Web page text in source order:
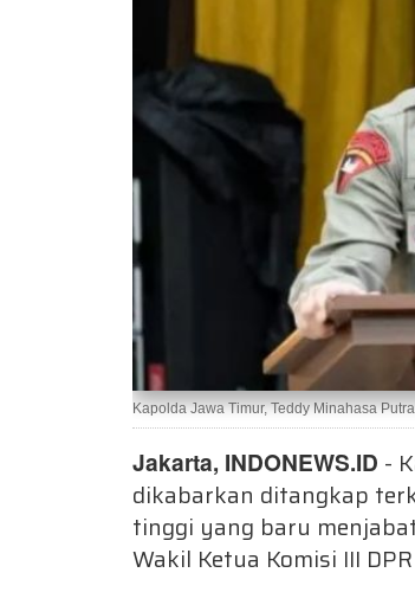
Kapolda Jawa Timur, Teddy Minahasa
Jakarta, INDONEWS.ID -
dikabarkan ditangkap
tinggi yang baru
Wakil Ketua Komisi III